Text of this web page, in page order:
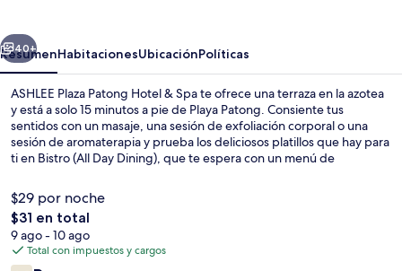
&
Spa
Siguiente
40+
ResumenHabitacionesUbicaciónPolíticas
ASHLEE Plaza Patong Hotel & Spa te ofrece una terraza en la azotea
y está a solo 15 minutos a pie de Playa Patong. Consiente tus
sentidos con un masaje, una sesión de exfoliación corporal o una
sesión de aromaterapia y prueba los deliciosos platillos que hay para
ti en Bistro (All Day Dining), que te espera con un menú de
alberca y su sala de fitness.
$29 por noche
El
precio
total
es
$31 en total
9 ago - 10 ago
Total con impuestos y cargos